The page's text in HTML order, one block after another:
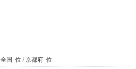
全国 位 / 京都府 位